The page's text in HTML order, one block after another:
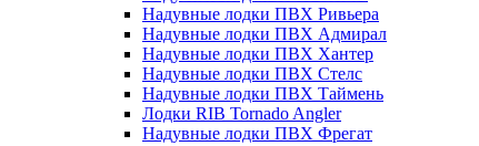
Надувные лодки ПВХ Ривьера
Надувные лодки ПВХ Адмирал
Надувные лодки ПВХ Хантер
Надувные лодки ПВХ Стелс
Надувные лодки ПВХ Таймень
Лодки RIB Tornado Angler
Надувные лодки ПВХ Фрегат